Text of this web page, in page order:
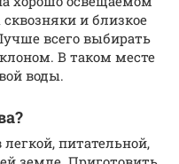
и близкое
всего выбирать
В таком месте
воды.
питательной,